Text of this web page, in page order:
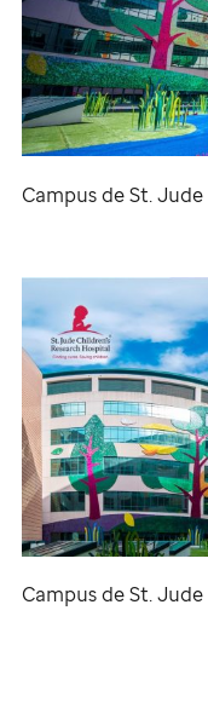
Campus deSt. Jude
Campus deSt. Jude